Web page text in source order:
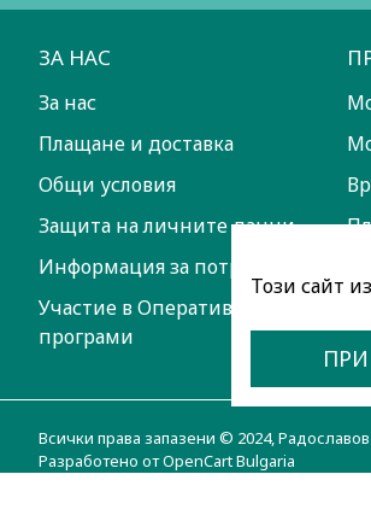
ЗА НАС
За нас
Плащане и доставка
Общи условия
Защита на личните данни
Информация за потребителите
Участие в Оперативни
програми
Всички права запазени © 2024,
Разработено от OpenCart Bulgaria
Този сайт